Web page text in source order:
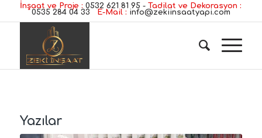
İnşaat ve Proje : 0532 621 81 95 - Tadilat ve Dekorasyon :
0535 284 04 33 E-Mail : info@zekiinsaatyapi.com
Yazılar